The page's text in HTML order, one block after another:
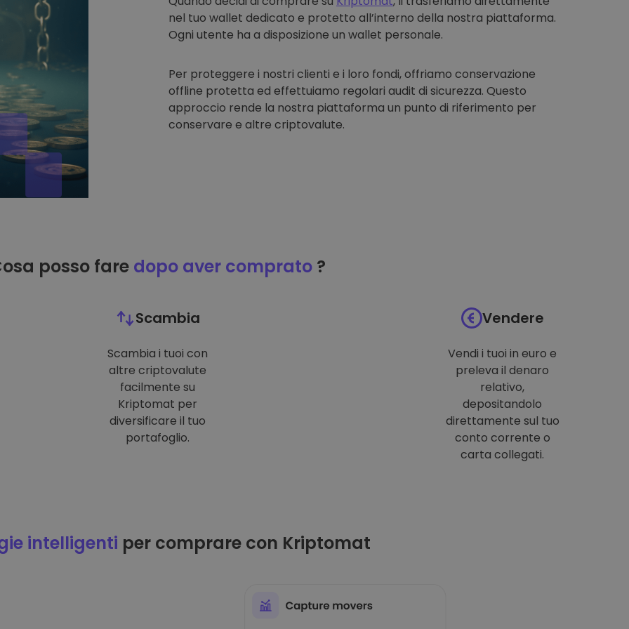
nel tuo wallet dedicato e protetto all’interno della nostra piattaforma.
Ogni utente ha a disposizione un wallet personale.
Per proteggere i nostri clienti e i loro fondi, offriamo conservazione
offline protetta ed effettuiamo regolari audit di sicurezza. Questo
approccio rende la nostra piattaforma un punto di riferimento per
conservare e altre criptovalute.
posso fare dopo aver comprato?
Scambia
Scambia i tuoi con
altre criptovalute
facilmente su
Kriptomat per
diversificare il tuo
portafoglio.
Vendere
Vendi i tuoi in euro e
preleva il denaro
relativo,
depositandolo
direttamente sul tuo
conto corrente o
carta collegati.
intelligenti per comprare con Kriptomat